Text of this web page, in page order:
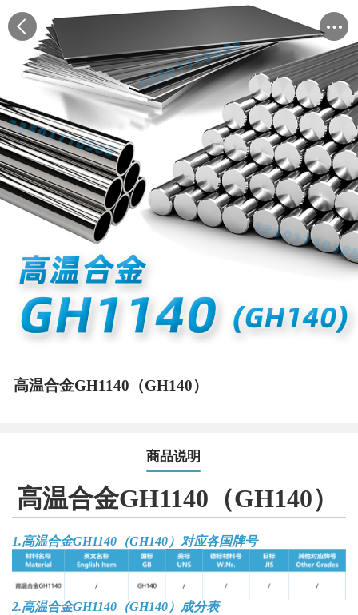
高温合金GH1140（GH140）
商品说明
高温合金GH1140（GH140）
1.高温合金GH1140（GH140）对应各国牌号
2.高温合金GH1140（GH140） 成分表